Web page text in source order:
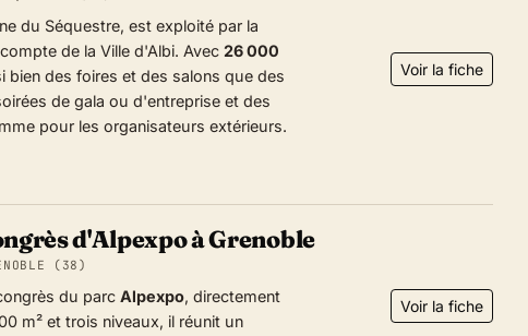
du Séquestre, est exploité par la
de la Ville d'Albi. Avec 26 000
bien des foires et des salons que des
de gala ou d'entreprise et des
pour les organisateurs extérieurs.
Voir la fiche
d'Alpexpo à Grenoble
(38)
du parc Alpexpo, directement
m² et trois niveaux, il réunit un
Voir la fiche